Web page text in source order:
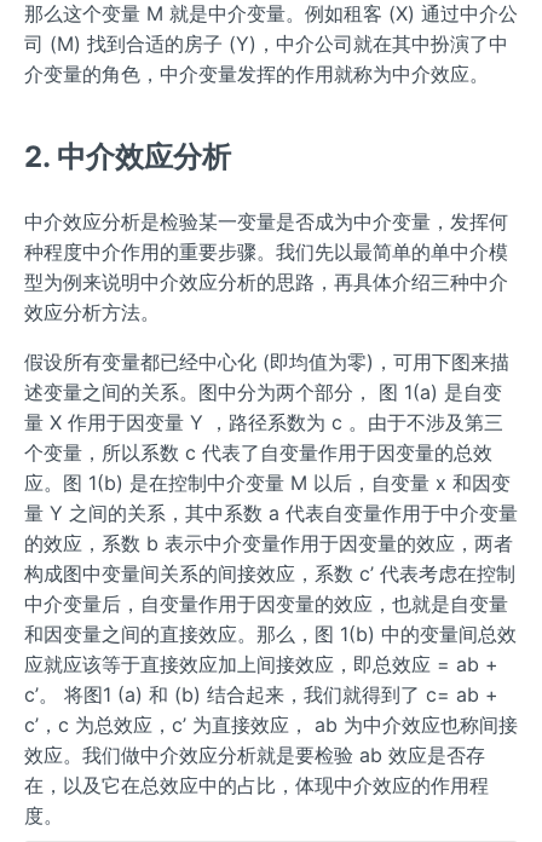
那么这个变量 M 就是中介变量。例如租客 (X) 通过中介公
司 (M) 找到合适的房子 (Y)，中介公司就在其中扮演了中
介变量的角色，中介变量发挥的作用就称为中介效应。
2. 中介效应分析
中介效应分析是检验某一变量是否成为中介变量，发挥何
种程度中介作用的重要步骤。我们先以最简单的单中介模
型为例来说明中介效应分析的思路，再具体介绍三种中介
效应分析方法。
假设所有变量都已经中心化 (即均值为零)，可用下图来描
述变量之间的关系。图中分为两个部分， 图 1(a) 是自变
量 X 作用于因变量 Y ，路径系数为 c 。由于不涉及第三
个变量，所以系数 c 代表了自变量作用于因变量的总效
应。图 1(b) 是在控制中介变量 M 以后，自变量 x 和因变
量 Y 之间的关系，其中系数 a 代表自变量作用于中介变量
的效应，系数 b 表示中介变量作用于因变量的效应，两者
构成图中变量间关系的间接效应，系数 c’ 代表考虑在控制
中介变量后，自变量作用于因变量的效应，也就是自变量
和因变量之间的直接效应。那么，图 1(b) 中的变量间总效
应就应该等于直接效应加上间接效应，即总效应 = ab +
c’。 将图1 (a) 和 (b) 结合起来，我们就得到了 c= ab +
c’，c 为总效应，c’ 为直接效应， ab 为中介效应也称间接
效应。我们做中介效应分析就是要检验 ab 效应是否存
在，以及它在总效应中的占比，体现中介效应的作用程
度。